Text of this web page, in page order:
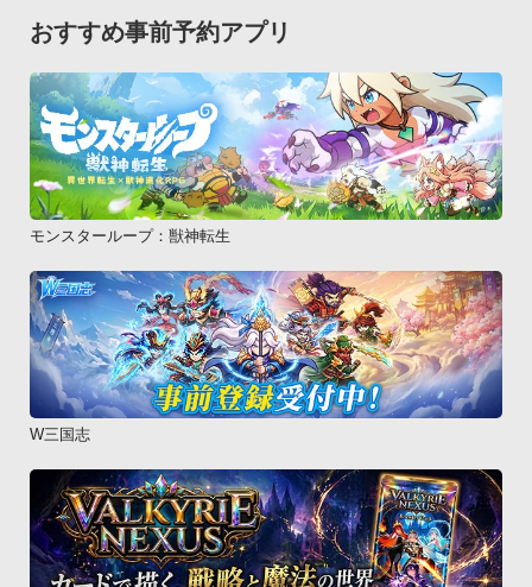
おすすめ事前予約アプリ
モンスターループ：獣神転生
W三国志